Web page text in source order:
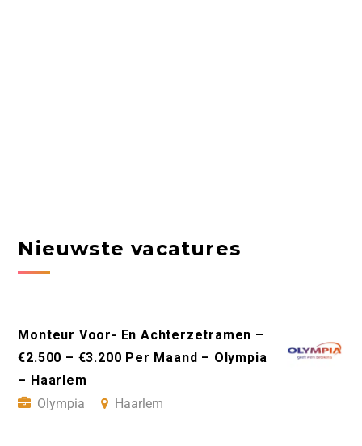
Nieuwste vacatures
Monteur Voor- En Achterzetramen –
€2.500 – €3.200 Per Maand – Olympia
– Haarlem
Olympia
Haarlem